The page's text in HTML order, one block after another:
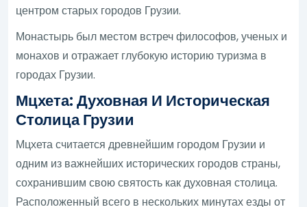
центром старых городов Грузии.
Монастырь был местом встреч философов, ученых и
монахов и отражает глубокую историю туризма в
городах Грузии.
Мцхета: Духовная И Историческая
Столица Грузии
Мцхета считается древнейшим городом Грузии и
одним из важнейших исторических городов страны,
сохранившим свою святость как духовная столица.
Расположенный всего в нескольких минутах езды от